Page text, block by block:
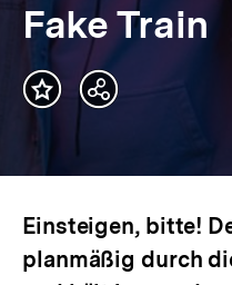
Fake Train
Teilen
Einsteigen, bitte!
planmäßig durch